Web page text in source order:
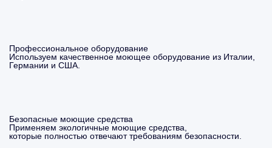
Профессиональное оборудование
Используем качественное моющее оборудование из Италии,
Германии и США.
Безопасные моющие средства
Применяем экологичные моющие средства,
которые полностью отвечают требованиям безопасности.